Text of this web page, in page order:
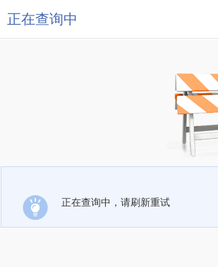
正在查询中
正在查询中，请刷新重试